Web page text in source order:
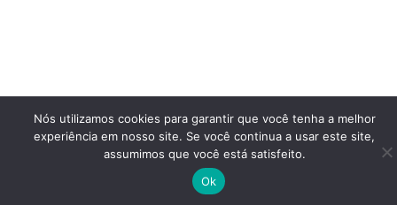
Nós utilizamos cookies para garantir que você tenha a melhor
experiência em nosso site. Se você continua a usar este site,
assumimos que você está satisfeito.
Ok